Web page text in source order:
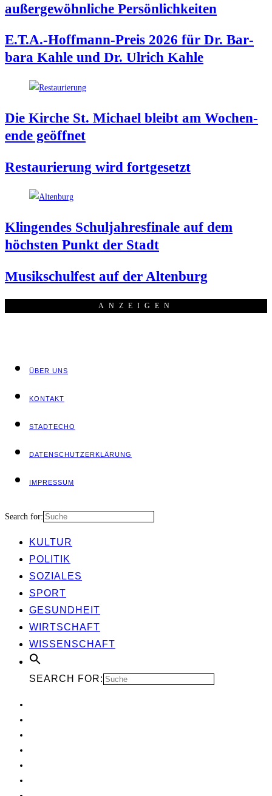
außer­ge­wöhn­li­che Persönlichkeiten
E.T.A.-Hoffmann-Preis 2026 für Dr. Bar­
ba­ra Kah­le und Dr. Ulrich Kahle
Die Kir­che St. Micha­el bleibt am Wochen­
en­de geöffnet
Restau­rie­rung wird fortgesetzt
Klin­gen­des Schul­jah­res­fi­na­le auf dem
höchs­ten Punkt der Stadt
Musik­schul­fest auf der Altenburg
ANZEI­GEN
ÜBER UNS
KON­TAKT
STADT­ECHO
DATEN­SCHUTZ­ER­KLÄ­RUNG
IMPRES­SUM
Search for:
KUL­TUR
POLI­TIK
SOZIA­LES
SPORT
GESUND­HEIT
WIRT­SCHAFT
WIS­SEN­SCHAFT
SEARCH FOR: